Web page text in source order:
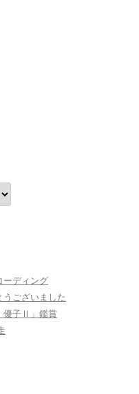
ーディング
ございました
優子Ⅱ」鑑賞